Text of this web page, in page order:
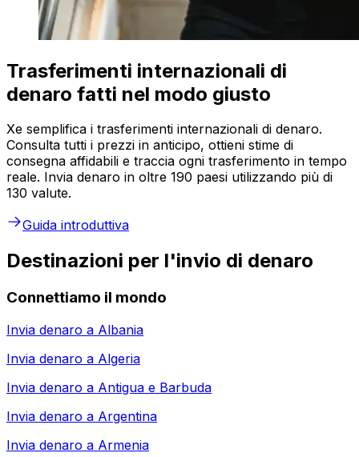
Trasferimenti internazionali di
denaro fatti nel modo giusto
Xe semplifica i trasferimenti internazionali di denaro.
Consulta tutti i prezzi in anticipo, ottieni stime di
consegna affidabili e traccia ogni trasferimento in tempo
reale. Invia denaro in oltre 190 paesi utilizzando più di
130 valute.
Guida introduttiva
Destinazioni per l'invio di denaro
Connettiamo il mondo
Invia denaro a Albania
Invia denaro a Algeria
Invia denaro a Antigua e Barbuda
Invia denaro a Argentina
Invia denaro a Armenia